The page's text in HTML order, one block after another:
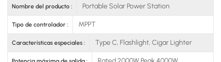
Nombre del producto : Portable Solar Power Station
Tipo de controlador : MPPT
Características especiales : Type C, Flashlight, Cigar Lighter
Rated 2000W,Peak 4000W